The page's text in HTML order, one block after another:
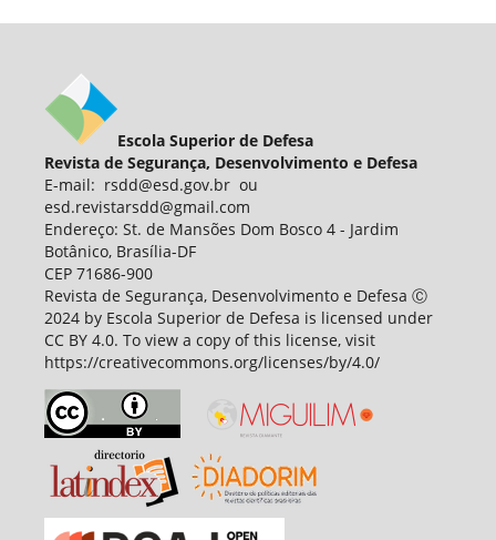
Escola Superior de Defesa
Revista de Segurança, Desenvolvimento e Defesa
E-mail: rsdd@esd.gov.br ou
esd.revistarsdd@gmail.com
Endereço: St. de Mansões Dom Bosco 4 - Jardim
Botânico, Brasília-DF
CEP 71686-900
Revista de Segurança, Desenvolvimento e Defesa Ⓒ
2024 by Escola Superior de Defesa is licensed under
CC BY 4.0. To view a copy of this license, visit
https://creativecommons.org/licenses/by/4.0/